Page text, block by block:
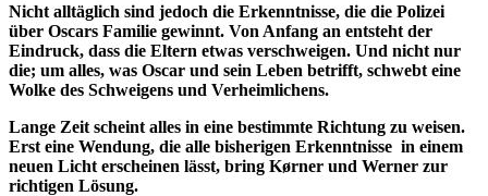
Nicht alltäglich sind jedoch die Erkenntnisse, die die Polizei
über Oscars Familie gewinnt. Von Anfang an entsteht der
Eindruck, dass die Eltern etwas verschweigen. Und nicht nur
die; um alles, was Oscar und sein Leben betrifft, schwebt eine
Wolke des Schweigens und Verheimlichens.
Lange Zeit scheint alles in eine bestimmte Richtung zu weisen.
Erst eine Wendung, die alle bisherigen Erkenntnisse in einem
neuen Licht erscheinen lässt, bring Kørner und Werner zur
richtigen Lösung.